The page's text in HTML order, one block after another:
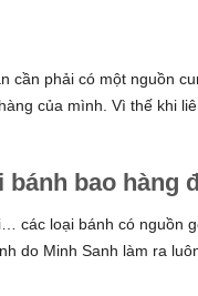
cần phải có một nguồn
của mình. Vì thế khi
bao hàng
các loại bánh có nguồn
do Minh Sanh làm ra